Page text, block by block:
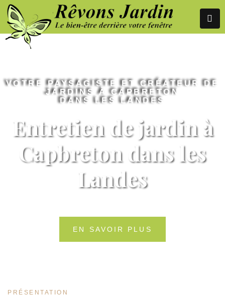
VOTRE PAYSAGISTE ET CRÉATEUR DE
JARDINS À CAPBRETON
DANS LES LANDES
Entretien de jardin à
Capbreton dans les
Landes
EN SAVOIR PLUS
PRÉSENTATION